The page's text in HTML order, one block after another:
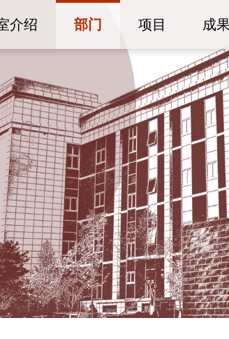
介绍 部门 项目 成果